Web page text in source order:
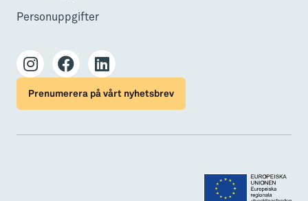
Personuppgifter
Prenumerera på vårt nyhetsbrev